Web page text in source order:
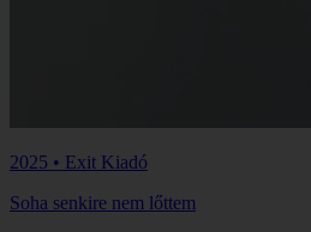
2025 • Exit Kiadó
Soha senkire nem lőttem